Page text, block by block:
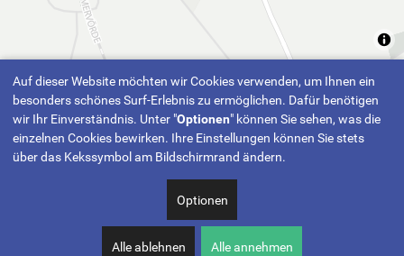
Auf dieser Website möchten wir Cookies verwenden, um Ihnen ein
besonders schönes Surf-Erlebnis zu ermöglichen. Dafür benötigen
wir Ihr Einverständnis. Unter "Optionen" können Sie sehen, was die
einzelnen Cookies bewirken. Ihre Einstellungen können Sie stets
über das Kekssymbol am Bildschirmrand ändern.
Optionen
Alle ablehnen Alle annehmen